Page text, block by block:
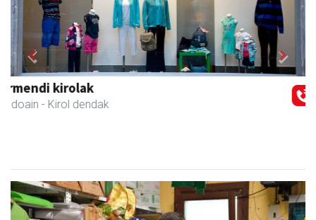
Mendi autoeskola
Andoain - Autoeskolak
Previous Next